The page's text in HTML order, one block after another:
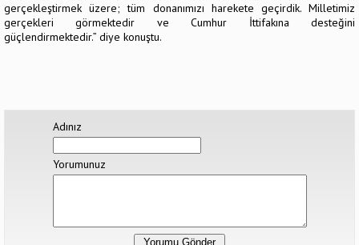
gerçekleştirmek üzere; tüm donanımızı harekete geçirdik. Milletimiz
gerçekleri görmektedir ve Cumhur İttifakına desteğini
güçlendirmektedir.” diye konuştu.
Adınız
Yorumunuz